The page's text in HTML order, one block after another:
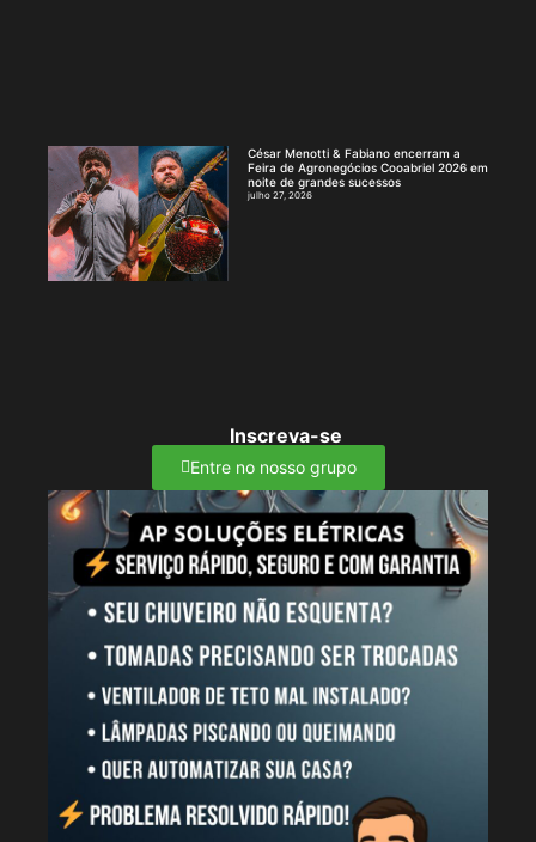
César Menotti & Fabiano encerram a
Feira de Agronegócios Cooabriel 2026 em
noite de grandes sucessos
julho 27, 2026
Inscreva-se
Entre no nosso grupo